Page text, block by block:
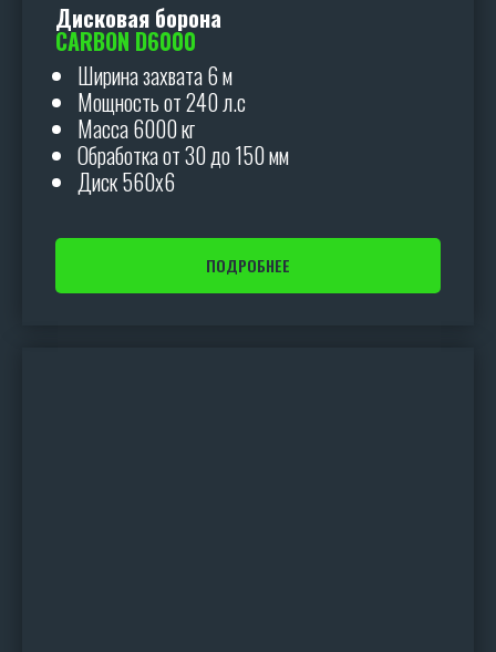
Дисковая борона
CARBON D6000
Ширина захвата 6 м
Мощность от 240 л.с
Масса 6000 кг
Обработка от 30 до 150 мм
Диск 560х6
ПОДРОБНЕЕ